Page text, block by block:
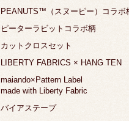
PEANUTS™（スヌーピー）コラボ
ピーターラビットコラボ柄
カットクロスセット
LIBERTY FABRICS × HANG TEN
maiando×Pattern Label
made with Liberty Fabric
バイアステープ